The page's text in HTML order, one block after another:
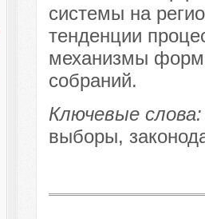
системы на
тенденции
механизмы
собраний.
Ключевые слова:
выборы,